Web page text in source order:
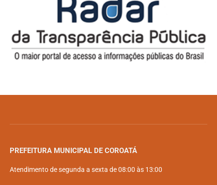
PREFEITURA MUNICIPAL DE COROATÁ
Atendimento de segunda a sexta de 08:00 às 13:00